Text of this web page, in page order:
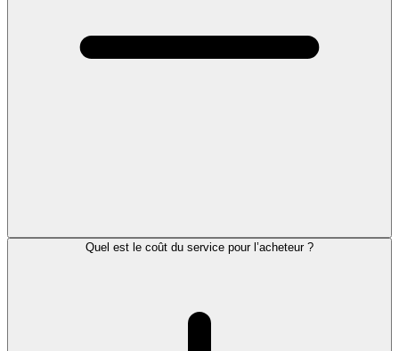
Quel est le coût du service pour l’acheteur ?